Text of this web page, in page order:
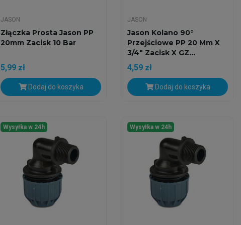
JASON
Złączka Prosta Jason PP
20mm Zacisk 10 Bar
5,99 zł
Dodaj do koszyka
JASON
Jason Kolano 90°
Przejściowe PP 20 Mm X
3/4" Zacisk X GZ...
4,59 zł
Dodaj do koszyka
Wysyłka w 24h Wysyłka w 24h